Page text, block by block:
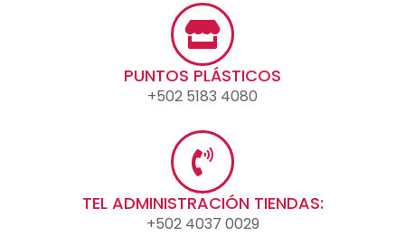
PUNTOS PLÁSTICOS
+502 5183 4080
TEL ADMINISTRACIÓN TIENDAS:
+502 4037 0029